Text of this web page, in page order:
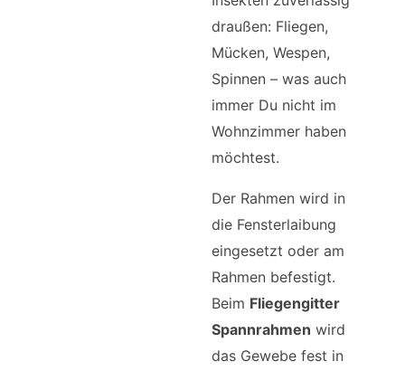
draußen: Fliegen,
Mücken, Wespen,
Spinnen – was auch
immer Du nicht im
Wohnzimmer haben
möchtest.
Der Rahmen wird in
die Fensterlaibung
eingesetzt oder am
Rahmen befestigt.
Beim Fliegengitter
Spannrahmen wird
das Gewebe fest in